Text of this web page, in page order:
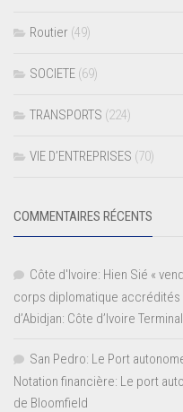
Routier (49)
SOCIETE (69)
TRANSPORTS (224)
VIE D’ENTREPRISES (70)
COMMENTAIRES RÉCENTS
Côte d'Ivoire: Hien Sié «
corps diplomatique accrédités
d’Abidjan: Côte d’Ivoire
San Pedro: Le Port
Notation financière: Le port
de Bloomfield